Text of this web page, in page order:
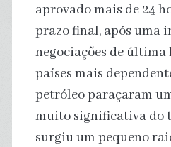
aprovado mais de 24
prazo final, após uma
negociações de última
países mais
petróleo paraçaram
muito significativa do
surgiu um pequeno